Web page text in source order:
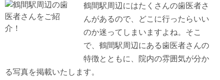
鶴間駅周辺にはたくさんの歯医者さ
んがあるので、どこに行ったらいい
のか迷ってしまいますよね。そこ
で、鶴間駅周辺にある歯医者さんの
特徴とともに、院内の雰囲気が分か
る写真を掲載いたします。